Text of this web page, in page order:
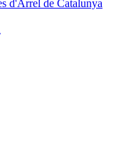
d'Arrel de Catalunya